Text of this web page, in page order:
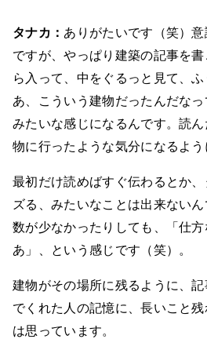
タナカ： ありがたいです（笑）
ですが、やっぱり建築の記事を
ら入って、中をぐるっと見て、
あ、こういう建物だったんだなっ
みたいな感じになるんです。読
物に行ったような気分になるよう
最初だけ読めばすぐ伝わるとか
ズる、みたいなことは出来ない
数が少なかったりしても、「仕
あ」、という感じです（笑）。
建物がその場所に残るように、
でくれた人の記憶に、長いこと
は思っています。